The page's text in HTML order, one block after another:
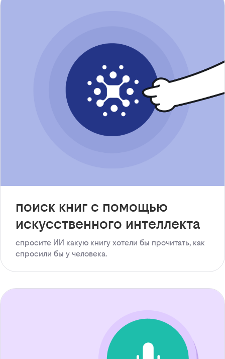
поиск книг с помощью
искусственного интеллекта
спросите ИИ какую книгу хотели бы прочитать, как
спросили бы у человека.